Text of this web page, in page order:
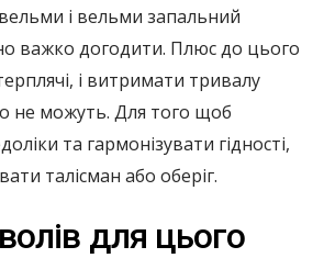
і вельми запальний
важко догодити. Плюс до цього
і витримати тривалу
не можуть. Для того щоб
та гармонізувати гідності,
талісман або оберіг.
для цього